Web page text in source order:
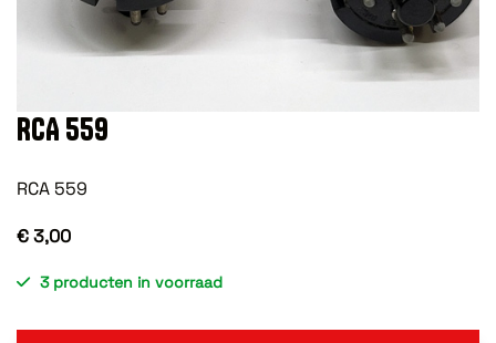
RCA 559
RCA 559
€ 3,00
3 producten in voorraad